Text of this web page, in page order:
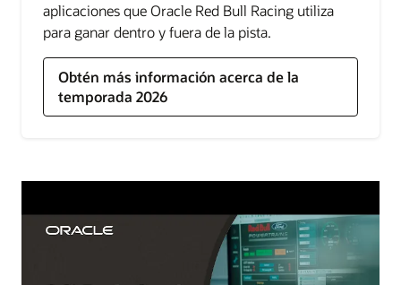
aplicaciones que Oracle Red Bull Racing utiliza
para ganar dentro y fuera de la pista.
Obtén más información acerca de la
temporada 2026